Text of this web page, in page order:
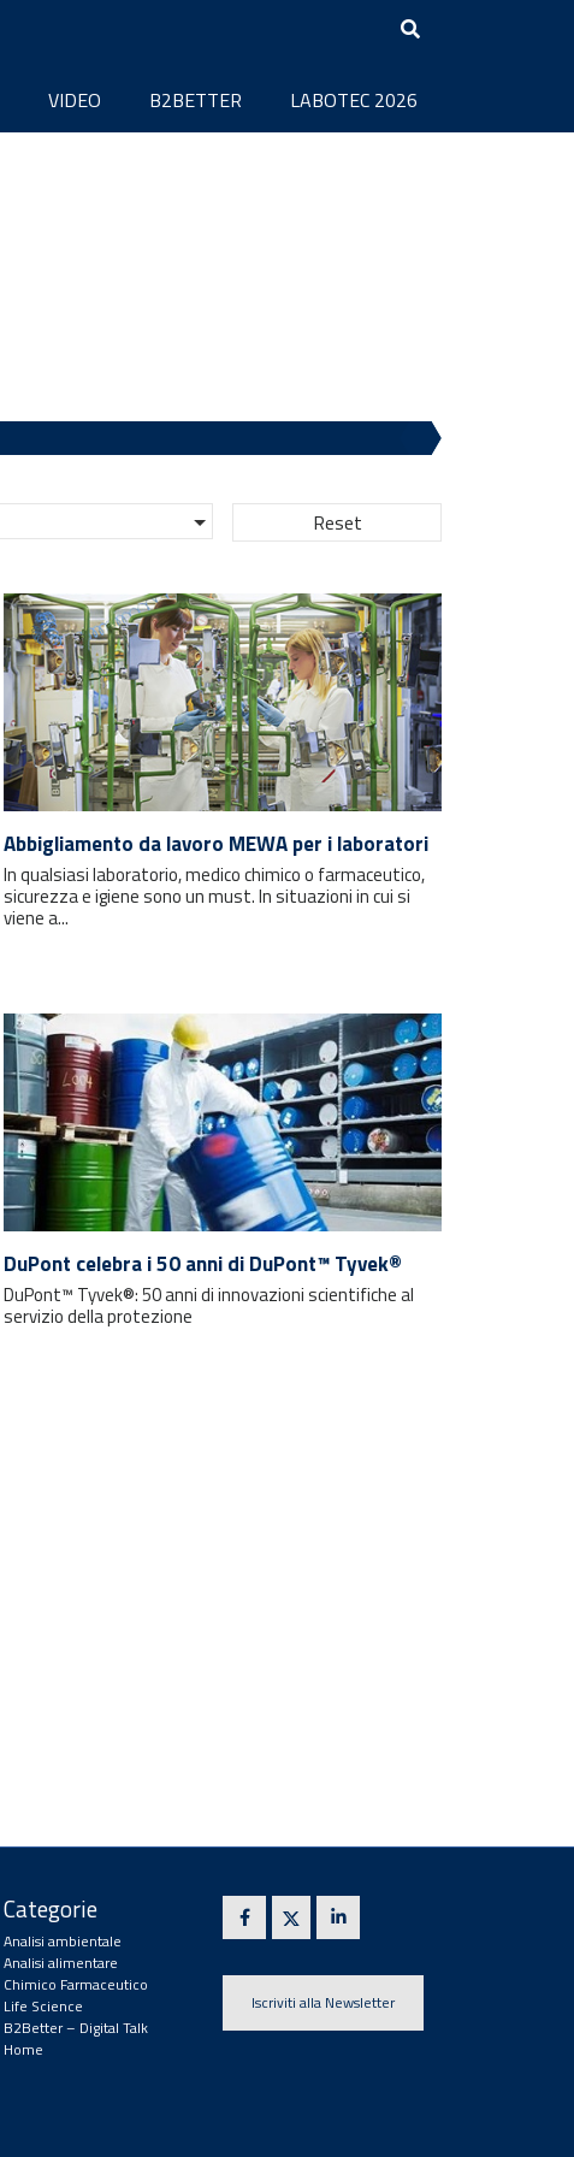
VIDEO B2BETTER LABOTEC 2026
Reset
Abbigliamento da lavoro MEWA per i laboratori
In qualsiasi laboratorio, medico chimico o farmaceutico,
sicurezza e igiene sono un must. In situazioni in cui si
viene a...
DuPont celebra i 50 anni di DuPont™ Tyvek®
DuPont™ Tyvek®: 50 anni di innovazioni scientifiche al
servizio della protezione
Categorie
Analisi ambientale
Analisi alimentare
Chimico Farmaceutico
Life Science
B2Better – Digital Talk
Home
Iscriviti alla Newsletter